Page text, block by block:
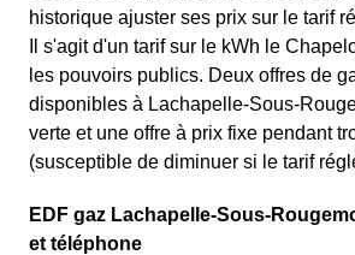
historique ajuster ses prix sur le tarif
Il s'agit d'un tarif sur le kWh le
les pouvoirs publics. Deux offres de
disponibles à Lachapelle-Sous-
verte et une offre à prix fixe pendant
(susceptible de diminuer si le tarif
EDF gaz Lachapelle-Sous-
et téléphone